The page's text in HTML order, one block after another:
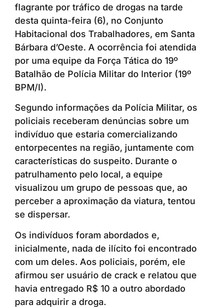
flagrante por tráfico de drogas na tarde
desta quinta-feira (6), no Conjunto
Habitacional dos Trabalhadores, em Santa
Bárbara d’Oeste. A ocorrência foi atendida
por uma equipe da Força Tática do 19º
Batalhão de Polícia Militar do Interior (19º
BPM/I).
Segundo informações da Polícia Militar, os
policiais receberam denúncias sobre um
indivíduo que estaria comercializando
entorpecentes na região, juntamente com
características do suspeito. Durante o
patrulhamento pelo local, a equipe
visualizou um grupo de pessoas que, ao
perceber a aproximação da viatura, tentou
se dispersar.
Os indivíduos foram abordados e,
inicialmente, nada de ilícito foi encontrado
com um deles. Aos policiais, porém, ele
afirmou ser usuário de crack e relatou que
havia entregado R$ 10 a outro abordado
para adquirir a droga.